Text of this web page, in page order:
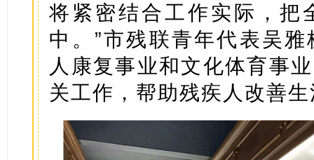
将紧密结合工作实际，把
中。”市残联青年代表吴
人康复事业和文化体育事
关工作，帮助残疾人改善